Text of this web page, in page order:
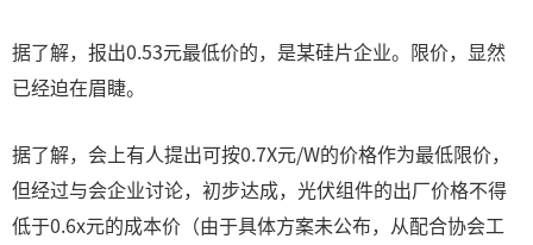
据了解，报出0.53元最低价的，是某硅片企业。限价，显然
已经迫在眉睫。
据了解，会上有人提出可按0.7X元/W的价格作为最低限价，
但经过与会企业讨论，初步达成，光伏组件的出厂价格不得
低于0.6x元的成本价（由于具体方案未公布，从配合协会工